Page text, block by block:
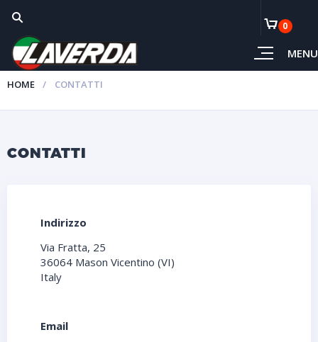
MENU
0
HOME CONTATTI
CONTATTI
Indirizzo
Via Fratta, 25
36064 Mason Vicentino (VI)
Italy
Email